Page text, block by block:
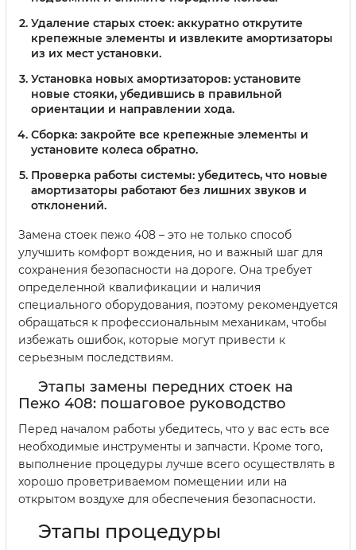
Удаление старых стоек: аккуратно открутите
крепежные элементы и извлеките амортизаторы
из их мест установки.
Установка новых амортизаторов: установите
новые стояки, убедившись в правильной
ориентации и направлении хода.
Сборка: закройте все крепежные элементы и
установите колеса обратно.
Проверка работы системы: убедитесь, что новые
амортизаторы работают без лишних звуков и
отклонений.
Замена стоек пежо 408 – это не только способ
улучшить комфорт вождения, но и важный шаг для
сохранения безопасности на дороге. Она требует
определенной квалификации и наличия
специального оборудования, поэтому рекомендуется
обращаться к профессиональным механикам, чтобы
избежать ошибок, которые могут привести к
серьезным последствиям.
Этапы замены передних стоек на
Пежо 408: пошаговое руководство
Перед началом работы убедитесь, что у вас есть все
необходимые инструменты и запчасти. Кроме того,
выполнение процедуры лучше всего осуществлять в
хорошо проветриваемом помещении или на
открытом воздухе для обеспечения безопасности.
Этапы процедуры